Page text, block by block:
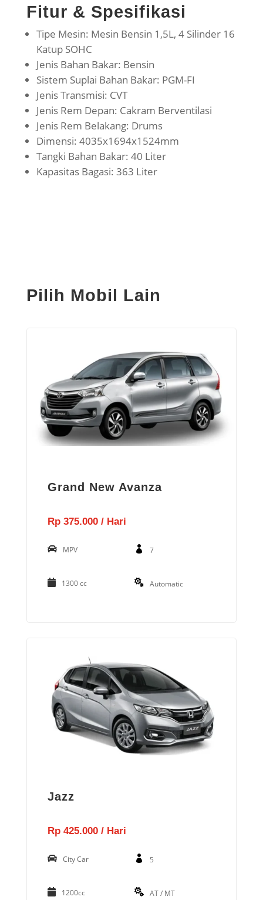
Fitur & Spesifikasi
Tipe Mesin: Mesin Bensin 1,5L, 4 Silinder 16
Katup SOHC
Jenis Bahan Bakar: Bensin
Sistem Suplai Bahan Bakar: PGM-FI
Jenis Transmisi: CVT
Jenis Rem Depan: Cakram Berventilasi
Jenis Rem Belakang: Drums
Dimensi: 4035x1694x1524mm
Tangki Bahan Bakar: 40 Liter
Kapasitas Bagasi: 363 Liter
Pilih Mobil Lain
Grand New Avanza
Rp 375.000 / Hari
MPV 7
1300 cc Automatic
Jazz
Rp 425.000 / Hari
City Car 5
1200cc AT / MT